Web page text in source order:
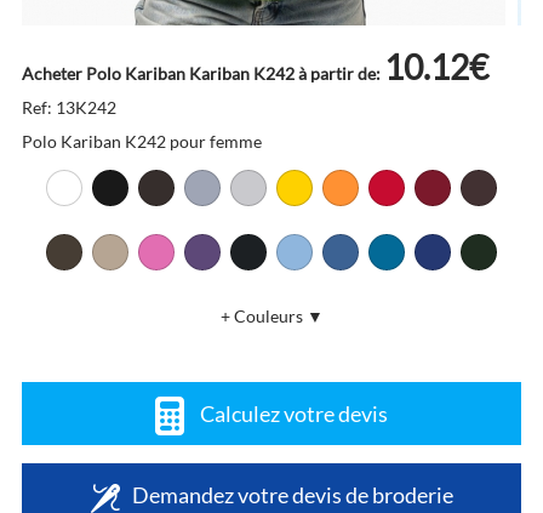
Acheter Polo Kariban Kariban K242 à partir de: 10.12€
Ref: 13K242
Polo Kariban K242 pour femme
+ Couleurs ▼
Calculez votre devis
Demandez votre devis de broderie